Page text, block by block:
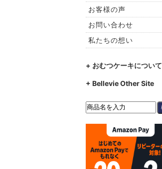
お客様の声
お問い合わせ
私たちの想い
+ おむつケーキについて
+ Bellevie Other Site